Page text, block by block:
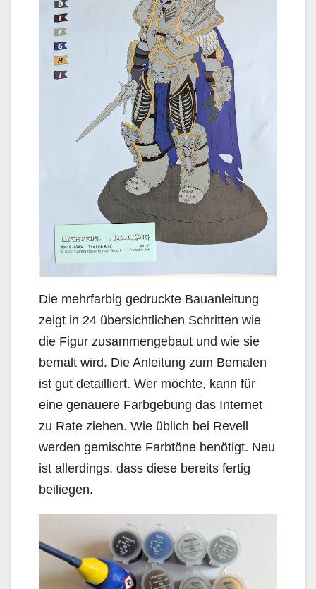
Die mehrfarbig gedruckte Bauanleitung
zeigt in 24 übersichtlichen Schritten wie
die Figur zusammengebaut und wie sie
bemalt wird. Die Anleitung zum Bemalen
ist gut detailliert. Wer möchte, kann für
eine genauere Farbgebung das Internet
zu Rate ziehen. Wie üblich bei Revell
werden gemischte Farbtöne benötigt. Neu
ist allerdings, dass diese bereits fertig
beiliegen.